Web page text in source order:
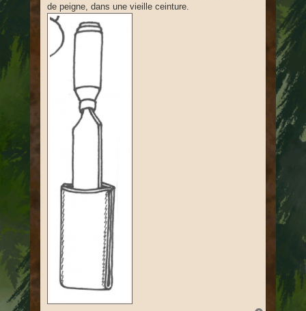
de peigne, dans une vieille ceinture.